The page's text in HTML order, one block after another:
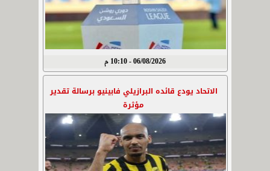
06/08/2026 - 10:10 م
الاتحاد يودع قائده البرازيلي فابينيو برسالة تقدير
مؤثرة